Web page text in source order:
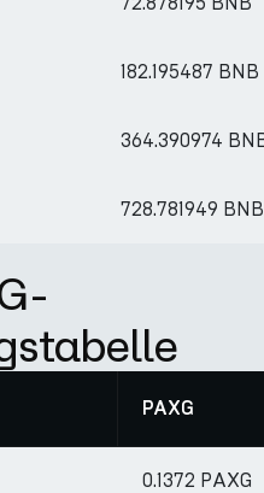
182.195487 BNB
364.390974
728.781949 BNB
PAXG
0.1372 PAXG